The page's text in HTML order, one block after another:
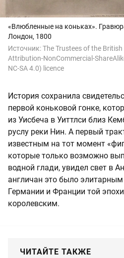
«Влюбленные на коньках».
Лондон, 1800
Источник:The Trustees of the
Attribution-NonCommercial-
NC-SA 4.0) licence
История сохранила
первой коньковой гонке,
из Уисбеча в Уиттлси близ
руслу реки Нин. А первый
известным на тот момент
которые только возможно
водной глади, увидел свет в
англичан это было
Германии и Франции той
королевским.
ЧИТАЙТЕ ТАКЖЕ